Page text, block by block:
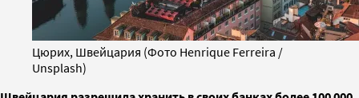
Цюрих, Швейцария (Фото Henrique Ferreira /
Unsplash)